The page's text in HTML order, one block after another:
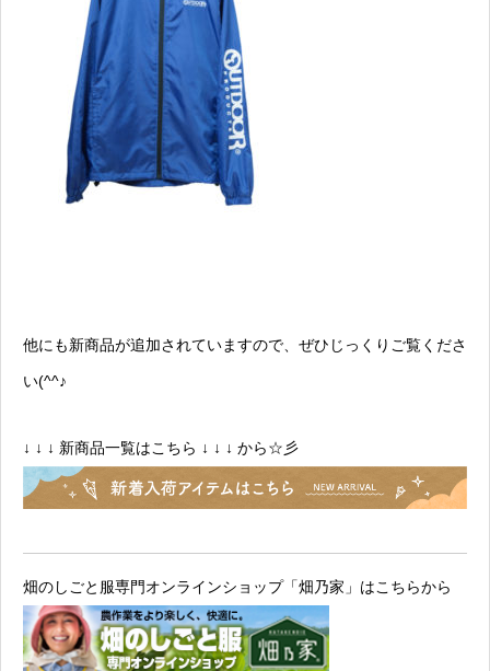
他にも新商品が追加されていますので、ぜひじっくりご覧くださ
い(^^♪
↓ ↓ ↓ 新商品一覧はこちら ↓ ↓ ↓ から☆彡
畑のしごと服専門オンラインショップ「畑乃家」はこちらから